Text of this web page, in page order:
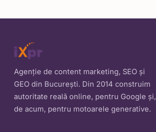
Agenție de content marketing, SEO și
GEO din București. Din 2014 construim
autoritate reală online, pentru Google și,
de acum, pentru motoarele generative.